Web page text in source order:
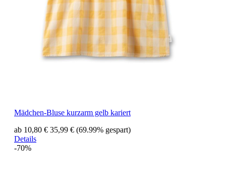
Mädchen-Bluse kurzarm gelb kariert
ab 10,80 € 35,99 € (69.99% gespart)
Details
-70%